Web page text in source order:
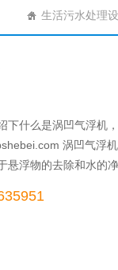
生活污水处理
下什么是涡凹气浮机
涡凹气浮
悬浮物的去除和水的